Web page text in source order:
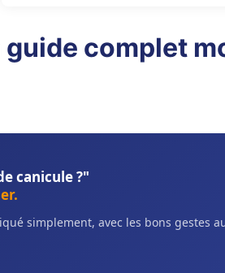
complet
canicule ?"
simplement, avec les bons gestes